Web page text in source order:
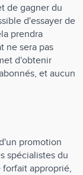
de gagner du
d'essayer de
prendra
ne sera pas
d'obtenir
et aucun
promotion
spécialistes du
forfait approprié,